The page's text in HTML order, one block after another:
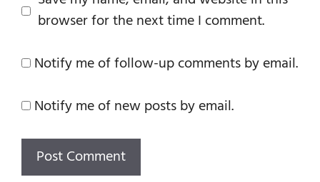
browser for the next time I comment.
Notify me of follow-up comments by email.
Notify me of new posts by email.